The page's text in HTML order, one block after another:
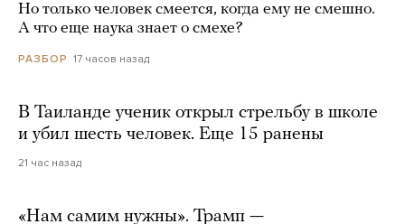
Но только человек смеется, когда ему не смешно.
А что еще наука знает о смехе?
РАЗБОР 17 часов назад
В Таиланде ученик открыл стрельбу в школе
и убил шесть человек. Еще 15 ранены
21 час назад
«Нам самим нужны». Трамп —